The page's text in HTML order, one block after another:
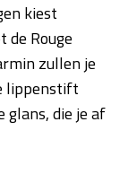
kiest
de Rouge
zullen je
lippenstift
glans, die je af